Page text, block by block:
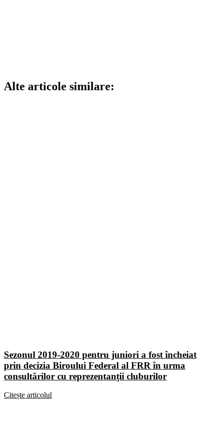
Alte articole similare:
Sezonul 2019-2020 pentru juniori a fost încheiat
prin decizia Biroului Federal al FRR în urma
consultărilor cu reprezentanții cluburilor
Citește articolul